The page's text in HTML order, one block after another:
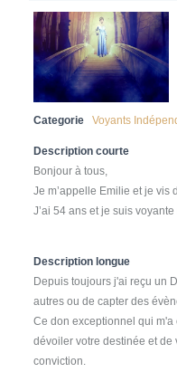
Categorie Voyants
Description courte
Bonjour à tous,
Je m’appelle Emilie et je vis
J’ai 54 ans et je suis
Description longue
Depuis toujours j'ai reçu un
autres ou de capter des
Ce don exceptionnel qui m'a
dévoiler votre destinée et de
conviction.